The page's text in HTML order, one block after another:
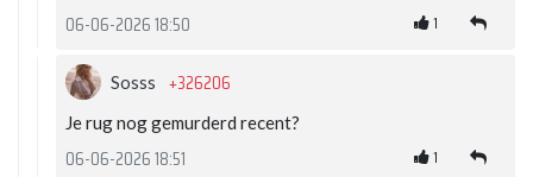
06-06-2026 18:50 1
Sosss +326206
Je rug nog gemurderd recent?
06-06-2026 18:51 1